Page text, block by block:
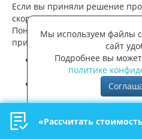
Если вы приняли решение
скорая помощь частного
Понять, что больному нужен
признакам:
замедленная реакция,
состояние;
тяжелое похмелье,
диареей;
липкий;
Мы используем файлы
сайт
Подробнее вы
политике
«Рассчитать